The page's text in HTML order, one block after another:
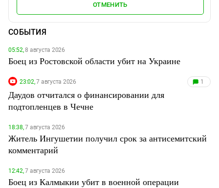
ОТМЕНИТЬ
СОБЫТИЯ
05:52,8 августа 2026
Боец из Ростовской области убит на Украине
23:02,7 августа 2026 1
Даудов отчитался о финансировании для
подтопленцев в Чечне
18:38,7 августа 2026
Житель Ингушетии получил срок за антисемитский
комментарий
12:42,7 августа 2026
Боец из Калмыкии убит в военной операции